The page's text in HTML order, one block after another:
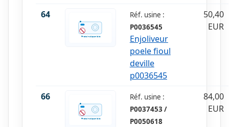
64
Réf. usine :
P0036545
Enjoliveur
poele fioul
deville
p0036545
50,40
EUR
66
Réf. usine :
P0037453 /
P0050618
84,00
EUR